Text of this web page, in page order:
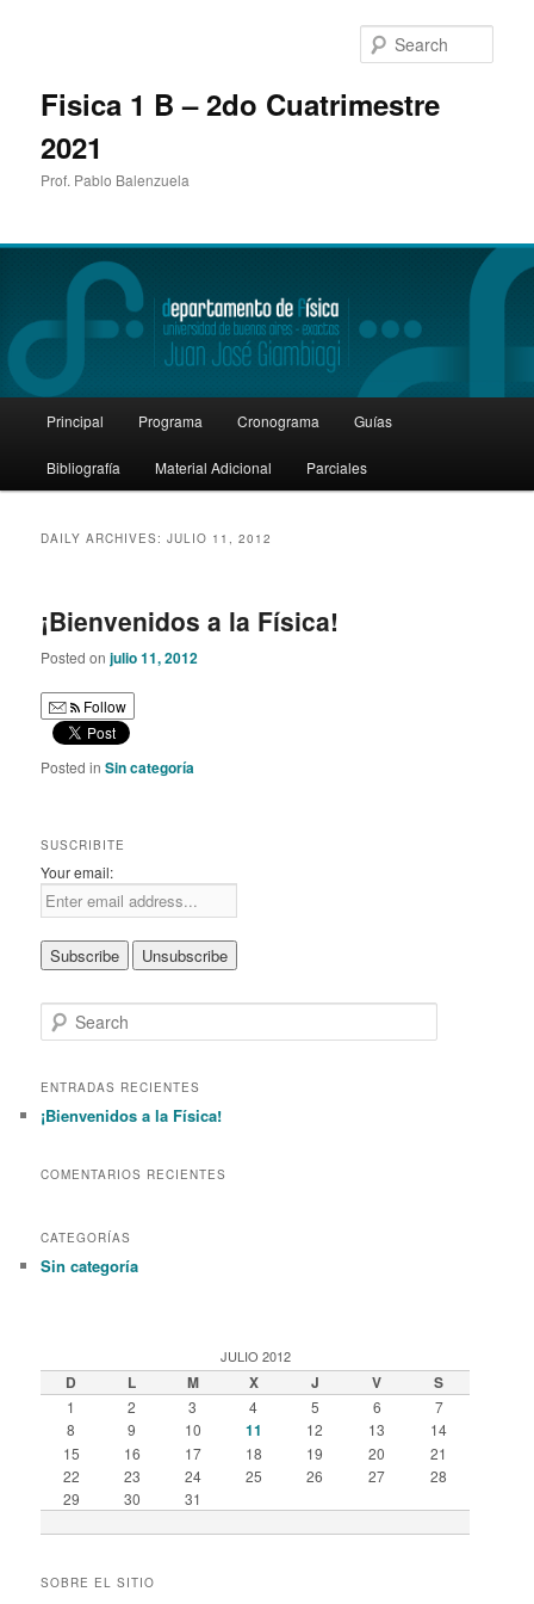
Fisica 1 B – 2do Cuatrimestre
2021
Prof. Pablo Balenzuela
Skip
to
Skip
to
Principal Programa Cronograma Guías
Bibliografía Material Adicional Parciales
DAILY ARCHIVES:JULIO 11, 2012
¡Bienvenidos a la Física!
Posted onjulio 11, 2012
Follow
Posted in Sin categoría
SUSCRIBITE
Your email:
e
r
h
ENTRADAS RECIENTES
¡Bienvenidos a la Física!
COMENTARIOS RECIENTES
CATEGORÍAS
Sin categoría
JULIO 2012
D L M X J V S
1 2 3 4 5 6
7
8
9 10 11 12 13
14
15
16 17 18 19 20
21
22
23 24 25 26 27
28
29
30 31
SOBRE EL SITIO